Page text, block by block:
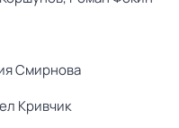
Смирнова
Кривчик